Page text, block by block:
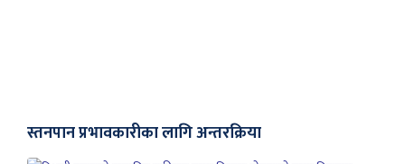
स्तनपान प्रभावकारीका लागि अन्तरक्रिया